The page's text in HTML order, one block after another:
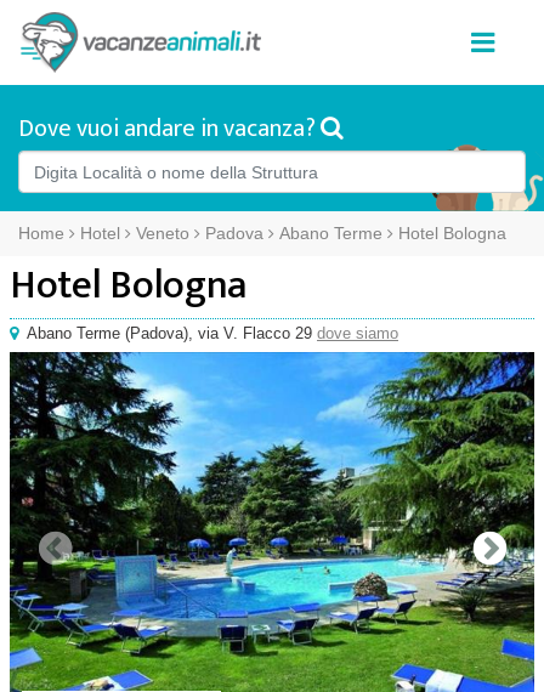
Dove vuoi andare in vacanza?
Home Hotel Veneto Padova Abano Terme Hotel Bologna
Hotel Bologna
Abano Terme (Padova), via V. Flacco 29 dove siamo